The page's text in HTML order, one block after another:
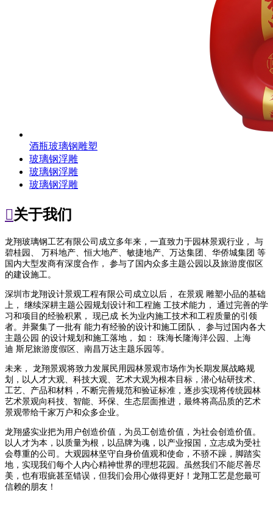
酒瓶玻璃钢雕塑
玻璃钢浮雕
玻璃钢浮雕
玻璃钢浮雕
关于我们
龙翔玻璃钢工艺有限公司成立多年来，一直致力于园林景观行业， 与
碧桂园、 万科地产、恒大地产、敏捷地产、万达集团、华侨城集团 等
国内大型发商有深度合作， 参与了国内众多主题公园以及旅游度假区
的建设施工。
深圳市龙翔设计景观工程有限公司成立以后， 在景观 雕塑小品的基础
上， 继续深耕主题公园规划设计和工程施 工技术能力， 通过完善的学
习和项目的经验积累， 现已成 长为业内施工技术和工程质量的引领
者。并聚集了一批有 能力有经验的设计和施工团队， 参与过国内各大
主题公园 的设计规划和施工落地， 如： 珠海长隆海洋公园、上海
迪 斯尼旅游度假区、南昌万达主题乐园等。
未来， 龙翔景观将致力发展民用园林景观市场作为长期发展战略规
划，以人才大观、科技大观、艺术大观为根本目标，潜心钻研技术、
工艺、产品和材料，不断完善规范和验证标准，逐步实现将传统园林
艺术景观向科技、智能、环保、生态层面推进，最终将高品质的艺术
景观带给千家万户和众多企业。
龙翔盛实业把为用户创造价值，为员工创造价值，为社会创造价值。
以人才为本，以质量为根，以品牌为魂，以产业报国，立志成为受社
会尊重的公司。大观园林坚守自身价值观和使命，不骄不躁，脚踏实
地，实现我们每个人内心精神世界的理想花园。虽然我们不能尽善尽
美，也有瑕疵甚至错误，但我们会用心做得更好！龙翔工艺是您最可
信赖的朋友！